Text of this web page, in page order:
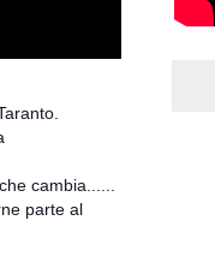
cambia......
parte al